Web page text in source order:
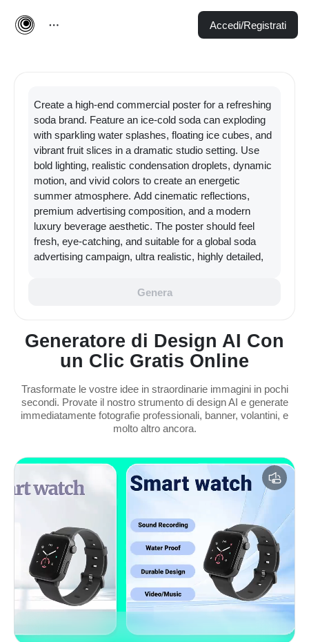
Accedi/Registrati
Generatore di Design AI Con
un Clic Gratis Online
Trasformate le vostre idee in straordinarie immagini in pochi
secondi. Provate il nostro strumento di design AI e generate
immediatamente fotografie professionali, banner, volantini, e
molto altro ancora.
Genera